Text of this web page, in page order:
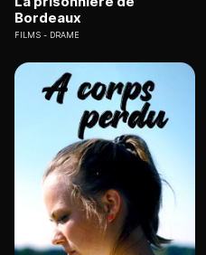
Bordeaux
FILMS DRAME